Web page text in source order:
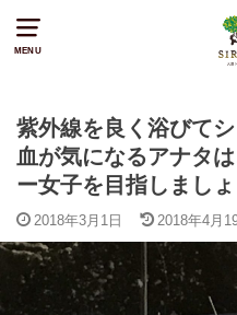
MENU
紫外線を良く浴びて
血が気になるアナタ
ー女子を目指しましょ
2018年3月1日 2018年4月